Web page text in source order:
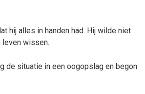
hij alles in handen had. Hij wilde niet
leven wissen.
de situatie in een oogopslag en begon